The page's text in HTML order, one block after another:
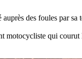
des foules par
qui